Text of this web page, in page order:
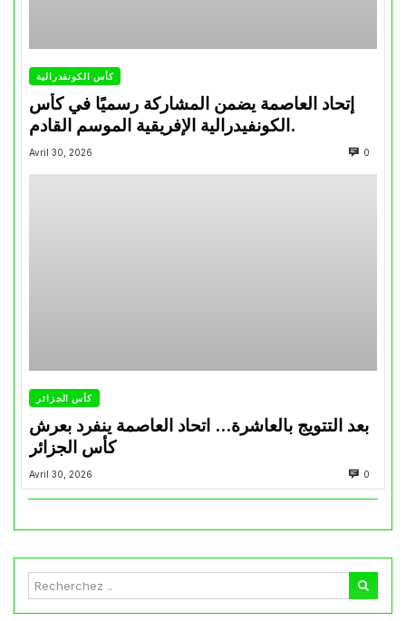
كأس الكونفدرالية
إتحاد العاصمة يضمن المشاركة رسميًا في كأس
الكونفيدرالية الإفريقية الموسم القادم.
Avril 30, 2026 0
كأس الجزائر
بعد التتويج بالعاشرة… اتحاد العاصمة ينفرد بعرش
كأس الجزائر
Avril 30, 2026 0